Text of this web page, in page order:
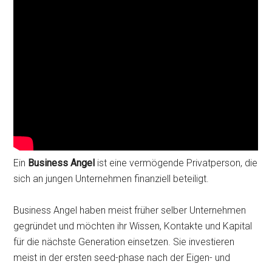
Ein Business Angel ist eine vermögende Privatperson, die
sich an jungen Unternehmen finanziell beteiligt.
Business Angel haben meist früher selber Unternehmen
gegründet und möchten ihr Wissen, Kontakte und Kapital
für die nächste Generation einsetzen. Sie investieren
meist in der ersten seed-phase nach der Eigen- und